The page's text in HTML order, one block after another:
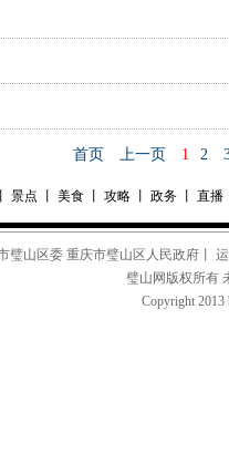
首页 上一页 1 2
景点 美食 攻略 政务 直播
璧山区委 重庆市璧山区人民政府丨
璧山网版权所有
Copyright